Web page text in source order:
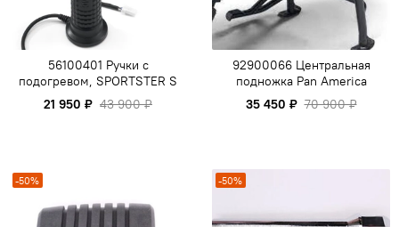
56100401 Ручки с
подогревом, SPORTSTER S
21 950 ₽ 43 900 ₽
92900066 Центральная
подножка Pan America
35 450 ₽ 70 900 ₽
-50% -50%